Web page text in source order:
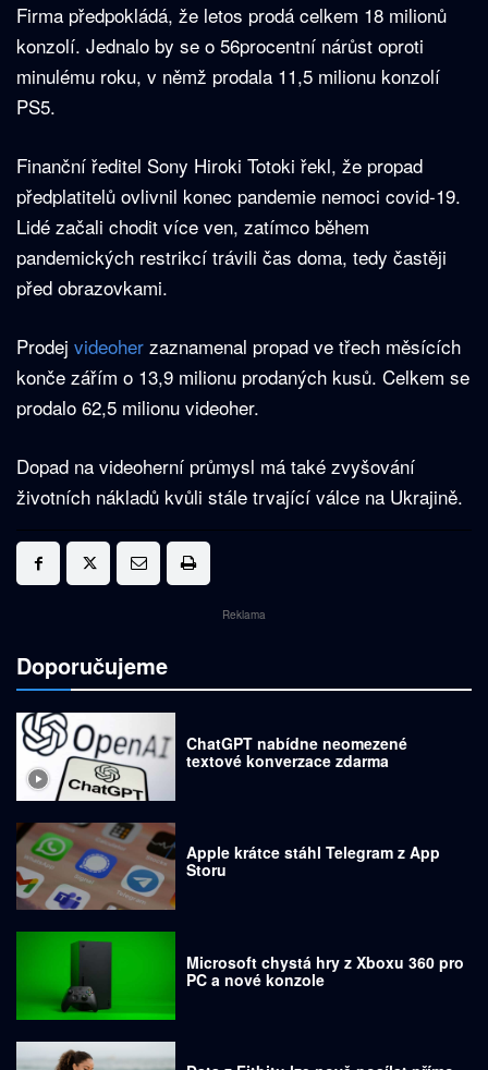
Firma předpokládá, že letos prodá celkem 18 milionů
konzolí. Jednalo by se o 56procentní nárůst oproti
minulému roku, v němž prodala 11,5 milionu konzolí
PS5.
Finanční ředitel Sony Hiroki Totoki řekl, že propad
předplatitelů ovlivnil konec pandemie nemoci covid-19.
Lidé začali chodit více ven, zatímco během
pandemických restrikcí trávili čas doma, tedy častěji
před obrazovkami.
Prodej videoher zaznamenal propad ve třech měsících
konče zářím o 13,9 milionu prodaných kusů. Celkem se
prodalo 62,5 milionu videoher.
Dopad na videoherní průmysl má také zvyšování
životních nákladů kvůli stále trvající válce na Ukrajině.
Reklama
Doporučujeme
ChatGPT nabídne neomezené
textové konverzace zdarma
Apple krátce stáhl Telegram z App
Storu
Microsoft chystá hry z Xboxu 360 pro
PC a nové konzole